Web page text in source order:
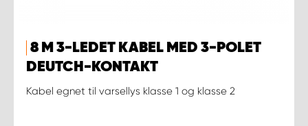
8 M 3-LEDET KABEL MED 3-POLET
DEUTCH-KONTAKT
Kabel egnet til varsellys klasse 1 og klasse 2